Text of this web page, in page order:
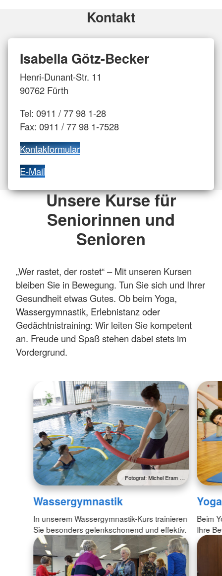
Kontakt
Isabella Götz-Becker
Henri-Dunant-Str. 11
90762 Fürth
Tel: 0911 / 77 98 1-28
Fax: 0911 / 77 98 1-7528
Kontakformular
E-Mail
Unsere Kurse für
Seniorinnen und
Senioren
„Wer rastet, der rostet“ – Mit unseren Kursen
bleiben Sie in Bewegung. Tun Sie sich und Ihrer
Gesundheit etwas Gutes. Ob beim Yoga,
Wassergymnastik, Erlebnistanz oder
Gedächtnistraining: Wir leiten Sie kompetent
an. Freude und Spaß stehen dabei stets im
Vordergrund.
Fotograf: Michel Eram …
Wassergymnastik
In unserem Wassergymnastik-Kurs trainieren
Sie besonders gelenkschonend und effektiv.
Beim
Ihre